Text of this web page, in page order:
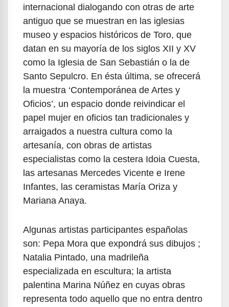
internacional dialogando con otras de arte
antiguo que se muestran en las iglesias
museo y espacios históricos de Toro, que
datan en su mayoría de los siglos XII y XV
como la Iglesia de San Sebastián o la de
Santo Sepulcro. En ésta última, se ofrecerá
la muestra ‘Contemporánea de Artes y
Oficios’, un espacio donde reivindicar el
papel mujer en oficios tan tradicionales y
arraigados a nuestra cultura como la
artesanía, con obras de artistas
especialistas como la cestera Idoia Cuesta,
las artesanas Mercedes Vicente e Irene
Infantes, las ceramistas María Oriza y
Mariana Anaya.
Algunas artistas participantes españolas
son: Pepa Mora que expondrá sus dibujos ;
Natalia Pintado, una madrileña
especializada en escultura; la artista
palentina Marina Núñez en cuyas obras
representa todo aquello que no entra dentro